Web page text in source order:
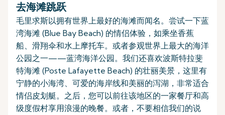
去海滩跳跃
毛里求斯以拥有世界上最好的海滩而闻名。尝试一下蓝
湾海滩 (Blue Bay Beach) 的情侣体验，如乘坐香蕉
船、滑翔伞和水上摩托车。或者参观世界上最大的海洋
公园之一——蓝湾海洋公园。我们还喜欢波斯特拉斐
特海滩 (Poste Lafayette Beach) 的壮丽美景，这里有
宁静的小海湾、可爱的海岸线和美丽的泻湖，非常适合
情侣皮划艇。之后，您可以前往该地区的一家餐厅和高
级度假村享用浪漫的晚餐。或者，不要相信我们的说